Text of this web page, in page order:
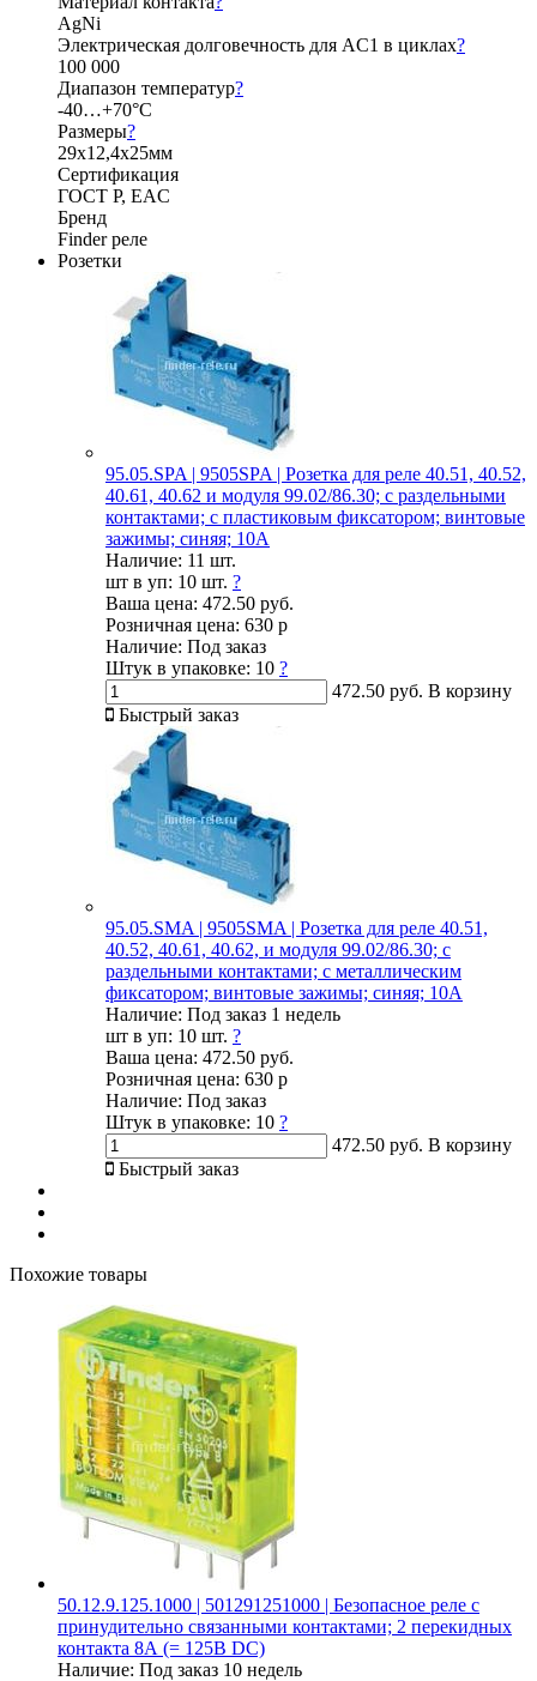
AgNi
Электрическая долговечность для AC1 в циклах?
100 000
Диапазон температур?
-40…+70°C
Размеры?
29х12,4х25мм
Сертификация
ГОСТ Р, EAC
Бренд
Finder реле
Розетки
95.05.SPA | 9505SPA | Розетка для реле 40.51, 40.52,
40.61, 40.62 и модуля 99.02/86.30; с раздельными
контактами; с пластиковым фиксатором; винтовые
зажимы; синяя; 10А
Наличие: 11 шт.
шт в уп: 10 шт. ?
Ваша цена: 472.50 руб.
Розничная цена: 630 р
Наличие: Под заказ
Штук в упаковке: 10 ?
472.50 руб. В корзину
Быстрый заказ
95.05.SMA | 9505SMA | Розетка для реле 40.51,
40.52, 40.61, 40.62, и модуля 99.02/86.30; с
раздельными контактами; с металлическим
фиксатором; винтовые зажимы; синяя; 10А
Наличие: Под заказ 1 недель
шт в уп: 10 шт. ?
Ваша цена: 472.50 руб.
Розничная цена: 630 р
Наличие: Под заказ
Штук в упаковке: 10 ?
472.50 руб. В корзину
Быстрый заказ
Похожие товары
50.12.9.125.1000 | 501291251000 | Безопасное реле с
принудительно связанными контактами; 2 перекидных
контакта 8А (= 125В DC)
Наличие: Под заказ 10 недель